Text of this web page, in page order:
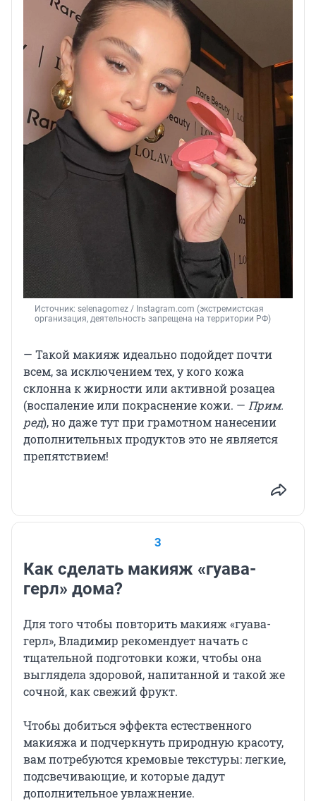
Источник: selenagomez / Instagram.com (экстремистская
организация, деятельность запрещена на территории РФ)
— Такой макияж идеально подойдет почти
всем, за исключением тех, у кого кожа
склонна к жирности или активной розацеа
(воспаление или покраснение кожи. — Прим.
ред), но даже тут при грамотном нанесении
дополнительных продуктов это не является
препятствием!
3
Как сделать макияж «гуава-
герл» дома?
Для того чтобы повторить макияж «гуава-
герл», Владимир рекомендует начать с
тщательной подготовки кожи, чтобы она
выглядела здоровой, напитанной и такой же
сочной, как свежий фрукт.
Чтобы добиться эффекта естественного
макияжа и подчеркнуть природную красоту,
вам потребуются кремовые текстуры: легкие,
подсвечивающие, и которые дадут
дополнительное увлажнение.